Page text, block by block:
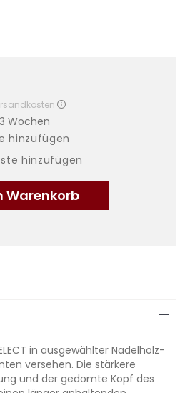
Warenkorb
Wochen
hinzufügen
hinzufügen
in ausgewählter Nadelholz-
versehen. Die stärkere
und der gedomte Kopf des